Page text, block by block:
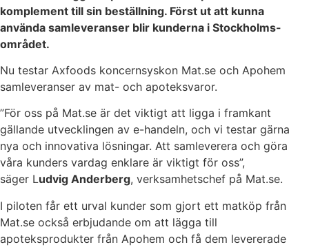
komplement till sin beställning. Först ut att kunna
använda samleveranser blir kunderna i Stockholms-
området.
Nu testar Axfoods koncernsyskon Mat.se och Apohem
samleveranser av mat- och apoteksvaror.
”För oss på Mat.se är det viktigt att ligga i framkant
gällande utvecklingen av e-handeln, och vi testar gärna
nya och innovativa lösningar. Att samleverera och göra
våra kunders vardag enklare är viktigt för oss”,
säger Ludvig Anderberg, verksamhetschef på Mat.se.
I piloten får ett urval kunder som gjort ett matköp från
Mat.se också erbjudande om att lägga till
apoteksprodukter från Apohem och få dem levererade